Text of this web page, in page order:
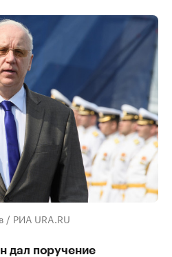
/ РИА URA.RU
дал поручение